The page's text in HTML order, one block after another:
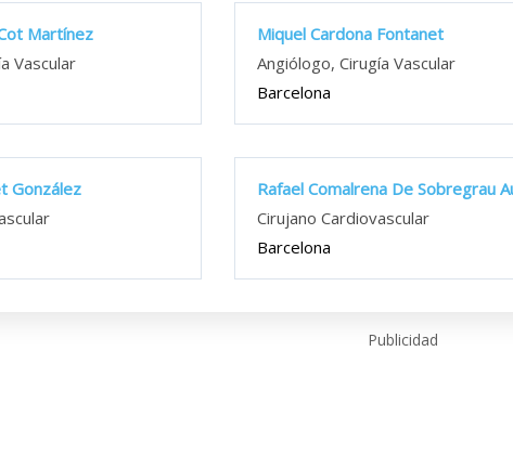
Martínez
Vascular
Miquel Cardona Fontanet
Angiólogo, Cirugía Vascular
Barcelona
González
Rafael Comalrena De Sobregrau
Cirujano Cardiovascular
Barcelona
Publicidad